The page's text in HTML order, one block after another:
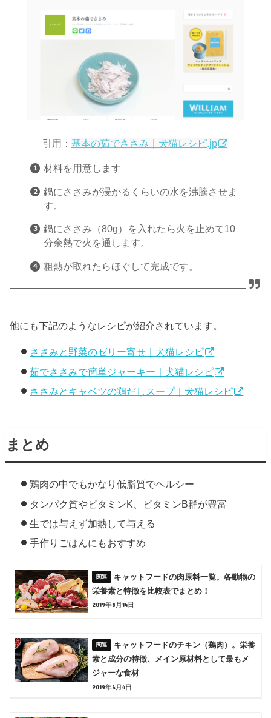
引用： 基本の茹でささみ｜犬猫レシピ.jp
材料を用意します
鍋にささみが浸かるくらいの水を沸騰させま
す。
鍋にささみ（80g）を入れたら火を止めて10
分余熱で火を通します。
粗熱が取れたらほぐして完成です。
他にも下記のようなレシピが紹介されています。
ささみと野菜のゼリー寄せ｜犬猫レシピ
茹でささみで簡単ジャーキー｜犬猫レシピ
ささみとキャベツの鶏だしスープ｜犬猫レシピ
まとめ
鶏肉の中でもかなり低脂質でヘルシー
タンパク質やビタミンK、ビタミンB群が豊富
生では与えず加熱して与える
手作りごはんにもおすすめ
キャットフードの肉原料一覧。各動物の
栄養素と特徴を比較表でまとめ！
2019年8月14日
キャットフードのチキン（鶏肉）。栄養
素と成分の特徴、メイン原材料として最もメ
ジャーな食材
2019年6月4日